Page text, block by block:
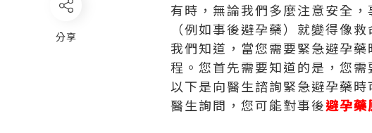
有時，無論我們多麼注意安全
（例如事後避孕藥）就變得像救
我們知道，當您需要緊急避孕
程。您首先需要知道的是，您
以下是向醫生諮詢緊急避孕藥
醫生詢問，您可能對事後避孕藥
分享